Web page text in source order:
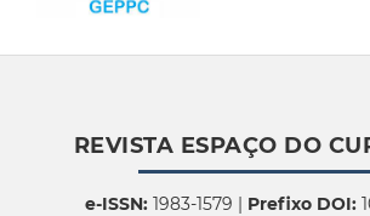
REVISTA ESPAÇO DO
e-ISSN:1983-1579 | Prefixo DOI: